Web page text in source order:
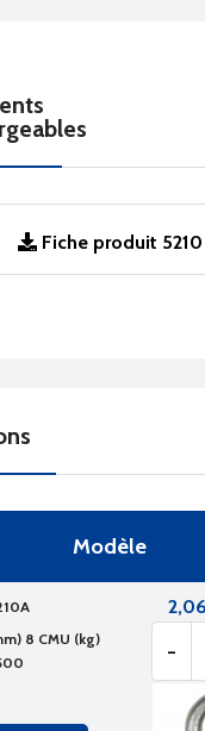
Fiche produit 5210
Modèle
8 CMU (kg)
-